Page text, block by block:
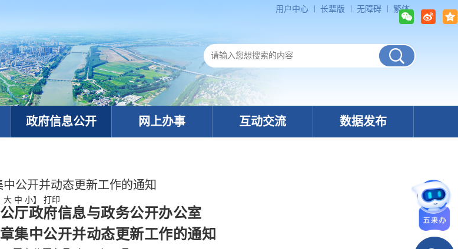
用户中心 长辈版 无障碍 繁体
政府信息公开 网上办事 互动交流 数据发布
公开并动态更新工作的通知
大 中 小】 打印
厅政府信息与政务公开办公室
集中公开并动态更新工作的通知
政务微信